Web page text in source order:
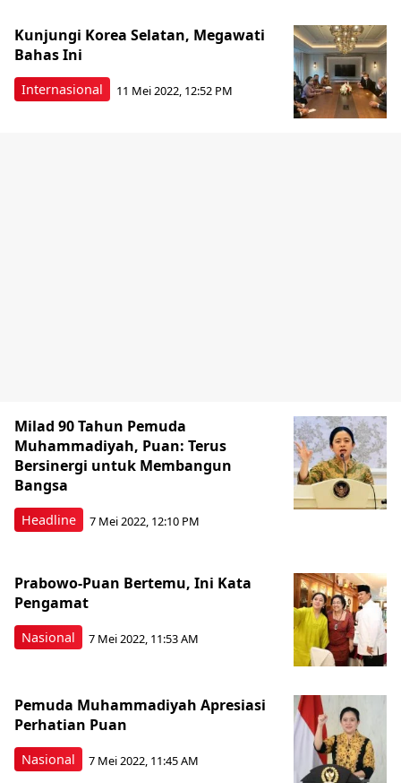
Internasional
Kunjungi Korea Selatan, Megawati
Bahas Ini
11 Mei 2022, 12:52 PM
Headline
Milad 90 Tahun Pemuda
Muhammadiyah, Puan: Terus
Bersinergi untuk Membangun
Bangsa
7 Mei 2022, 12:10 PM
Nasional
Prabowo-Puan Bertemu, Ini Kata
Pengamat
7 Mei 2022, 11:53 AM
Nasional
Pemuda Muhammadiyah Apresiasi
Perhatian Puan
7 Mei 2022, 11:45 AM